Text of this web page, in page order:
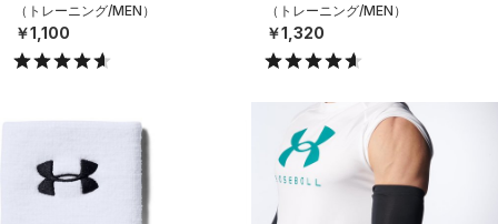
（トレーニング/MEN）
￥1,100
（トレーニング/MEN）
￥1,320